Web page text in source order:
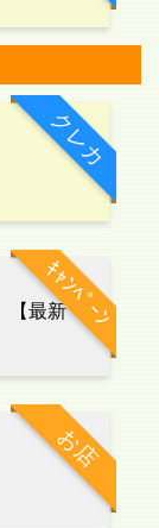
クレカ
ｷｬﾝﾍﾟｰﾝ
【最新
お店